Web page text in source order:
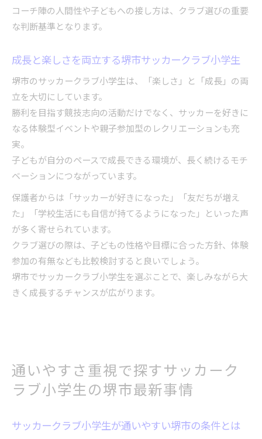
コーチ陣の人間性や子どもへの接し方は、クラブ選びの重要
な判断基準となります。
成長と楽しさを両立する堺市サッカークラブ小学生
堺市のサッカークラブ小学生は、「楽しさ」と「成長」の両
立を大切にしています。
勝利を目指す競技志向の活動だけでなく、サッカーを好きに
なる体験型イベントや親子参加型のレクリエーションも充
実。
子どもが自分のペースで成長できる環境が、長く続けるモチ
ベーションにつながっています。
保護者からは「サッカーが好きになった」「友だちが増え
た」「学校生活にも自信が持てるようになった」といった声
が多く寄せられています。
クラブ選びの際は、子どもの性格や目標に合った方針、体験
参加の有無なども比較検討すると良いでしょう。
堺市でサッカークラブ小学生を選ぶことで、楽しみながら大
きく成長するチャンスが広がります。
通いやすさ重視で探すサッカーク
ラブ小学生の堺市最新事情
サッカークラブ小学生が通いやすい堺市の条件とは